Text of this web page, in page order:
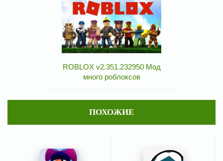
ROBLOX v2.351.232950 Мод
много роблоксов
ПОХОЖИЕ